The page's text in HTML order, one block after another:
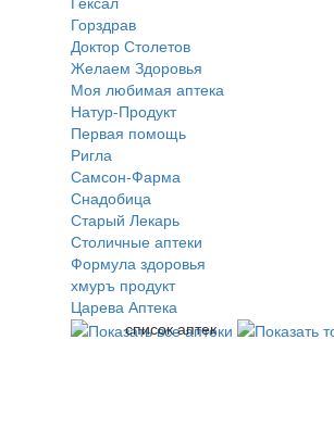
Горздрав
Доктор Столетов
Желаем Здоровья
Моя любимая аптека
Натур-Продукт
Первая помощь
Ригла
Самсон-Фарма
Снадобица
Старый Лекарь
Столичные аптеки
Формула здоровья
хмуръ продукт
Царева Аптека
список аптек